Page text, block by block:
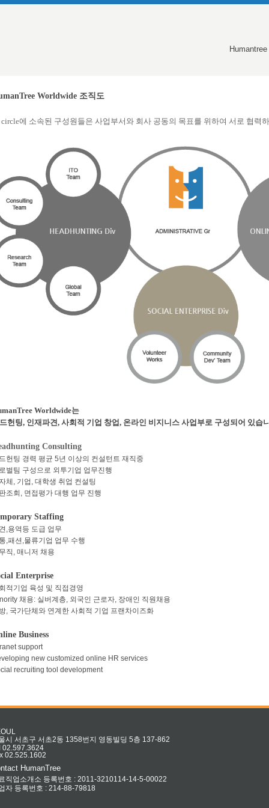
Humantree
Worldwide 조직도
circle에 소속된 구성원들은 사업부서와 회사 공동의 목표를 위하여 서로 협력
Worldwide는
헌팅, 인재파견, 사회적 기업 창업, 온라인 비지니스 사업부로 구성되어 있습
Consulting
헌팅 경력 평균 5년 이상의 컨설턴트 재직중
벌팀 구성으로 외투기업 업무진행
체, 기업, 대학생 취업 컨설팅
조회, 면접평가 대행 업무 진행
Staffing
,용역등 도급 업무
,패션,물류기업 업무 수행
직, 매니저 채용
Enterprise
적기업 육성 및 직접경영
채용: 실버계층, 외국인 근로자, 장애인 직원채용
, 국가단체와 연계한 사회적 기업 프랜차이즈화
Business
support
new customized online HR services
recruiting tool development
시 서초구 서초2동 1358번지 영동빌딩 5층 137-862
02.597.3624
02.525.1602
HumanTree
직업소개소 등록번호 : 2011-3210114-14-5-00022
자 등록번호 : 214-88-79818